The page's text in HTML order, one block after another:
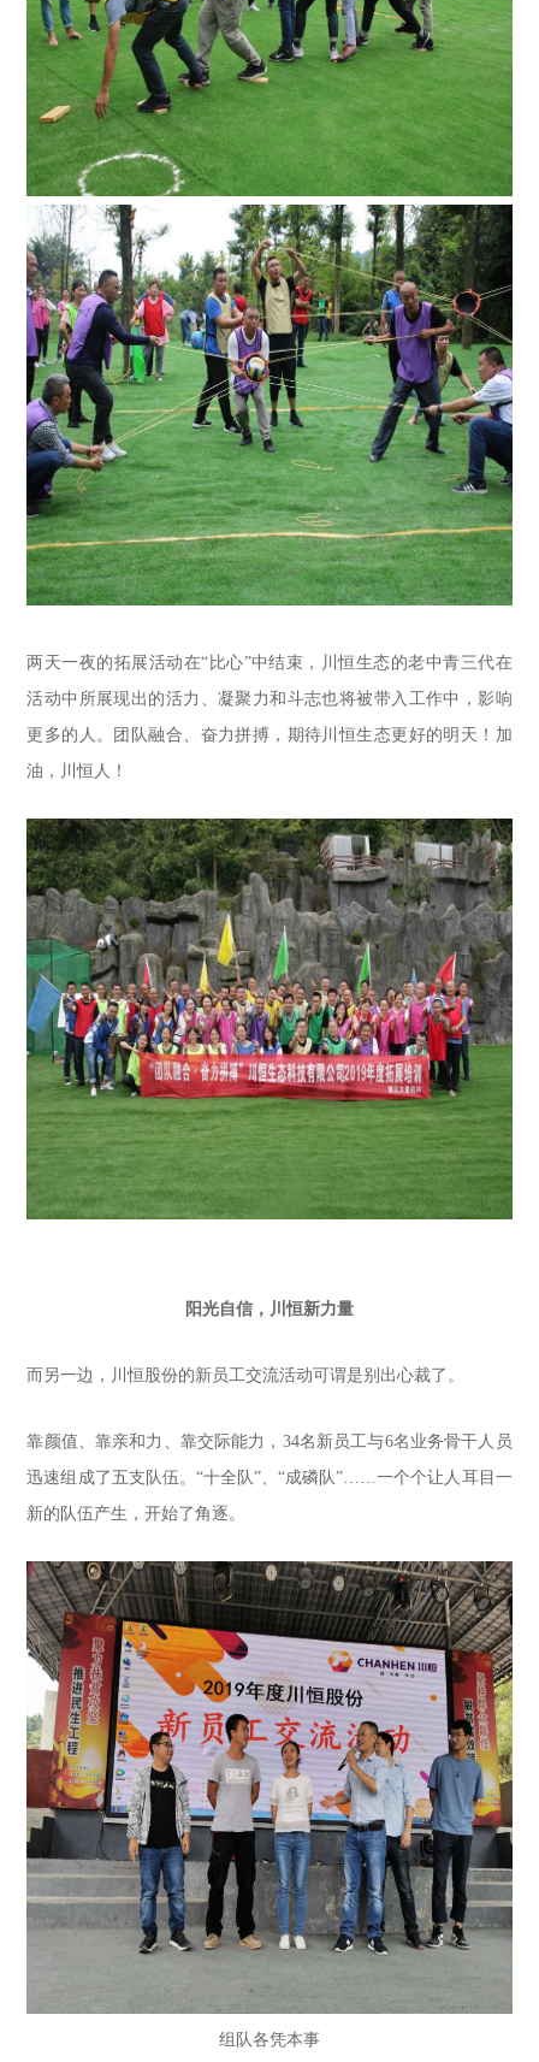
两天一夜的拓展活动在“比心”中结束，川恒生态的老中青三代在
活动中所展现出的活力、凝聚力和斗志也将被带入工作中，影响
更多的人。团队融合、奋力拼搏，期待川恒生态更好的明天！加
油，川恒人！
阳光自信，川恒新力量
而另一边，川恒股份的新员工交流活动可谓是别出心裁了。
靠颜值、靠亲和力、靠交际能力，34名新员工与6名业务骨干人员
迅速组成了五支队伍。“十全队”、“成磷队”……一个个让人耳目一
新的队伍产生，开始了角逐。
组队各凭本事